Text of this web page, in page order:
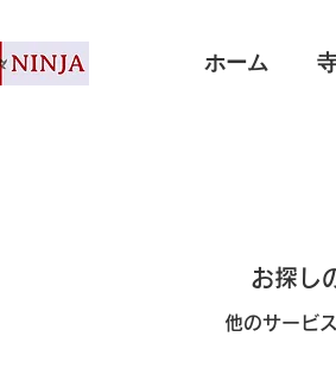
ホーム
お探し
他のサービ